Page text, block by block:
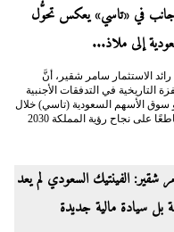
في «تاسي» يعكس تحوُّل
إلى ملاذ...
رائد الاستثمار سامر شقير، أنَّ
التاريخية في التدفقات الأجنبية
سوق الأسهم السعودية (تاسي) خلال
الأشهر الأربعة الأولى من عام 2026، تُمثِّل برهانًا قاطعًا على نجاح رؤية المملكة 2030
شقير: الفينتيك السعودي لم يعد
بل سيادة مالية جديدة